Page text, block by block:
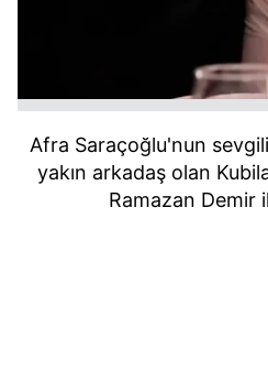
Afra Saraçoğlu'nun
yakın arkadaş olan
Ramazan Demir